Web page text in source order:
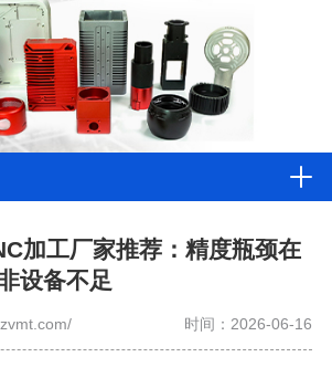
加工厂家推荐：精度瓶颈在
设备不足
时间：2026-06-16